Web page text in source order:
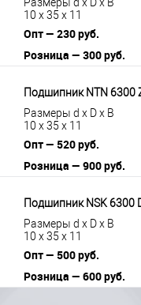
Размеры d x D x B
10 x 35 x 11
Опт — 230 руб.
Розница — 300 руб.
Подшипник NTN 6300
Размеры d x D x B
10 x 35 x 11
Опт — 520 руб.
Розница — 900 руб.
Подшипник NSK 6300
Размеры d x D x B
10 x 35 x 11
Опт — 500 руб.
Розница — 600 руб.